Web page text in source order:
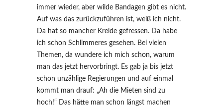
immer wieder, aber wilde Bandagen gibt es nicht.
Auf was das zurückzuführen ist, weiß ich nicht.
Da hat so mancher Kreide gefressen. Da habe
ich schon Schlimmeres gesehen. Bei vielen
Themen, da wundere ich mich schon, warum
man das jetzt hervorbringt. Es gab ja bis jetzt
schon unzählige Regierungen und auf einmal
kommt man drauf: „Ah die Mieten sind zu
hoch!“ Das hätte man schon längst machen